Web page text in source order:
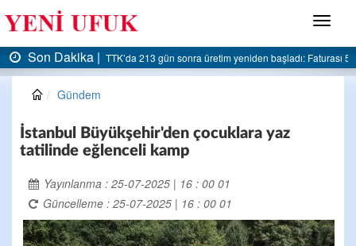
Menü
milyar liraya dayandı
Son Dakika | AK Parti Ereğli İlçe Başkanlığı’ndan belediyeye sert
Gündem
İstanbul Büyükşehir'den çocuklara yaz
tatilinde eğlenceli kamp
Yayınlanma : 25-07-2025 | 16 : 00 01
Güncelleme : 25-07-2025 | 16 : 00 01